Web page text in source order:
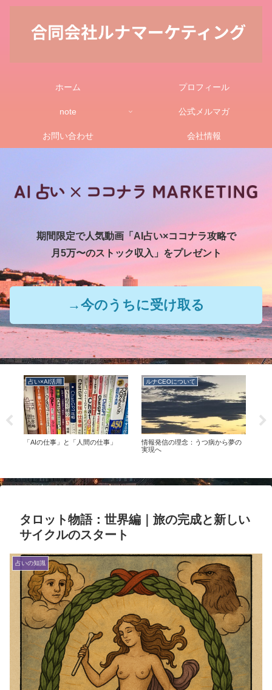
ホーム プロフィール
note 公式メルマガ
お問い合わせ 会社情報
期間限定で人気動画「AI占い×ココナラ攻略で
月5万〜のストック収入」をプレゼント
→今のうちに受け取る
占い×AI活用
「AIの仕事」と「人間の仕事」
ルナCEOについて
情報発信の理念：うつ病から夢の
実現へ
タロット物語：世界編｜旅の完成と新しい
サイクルのスタート
占いの知識